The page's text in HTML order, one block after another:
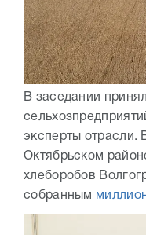
В заседании
эксперты отрасли.
Октябрьском
хлеборобов
собранным